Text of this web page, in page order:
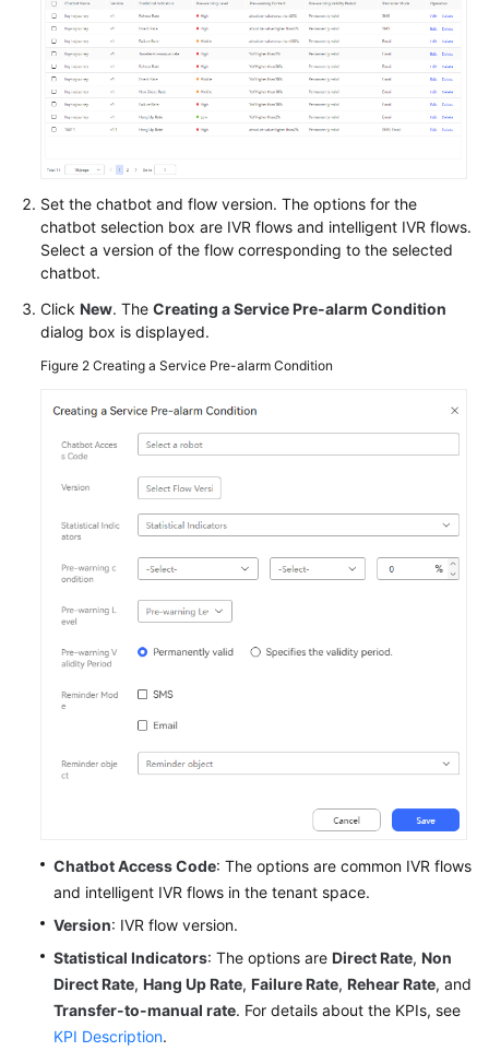
General
Reference
Glossary
Shared
Service
Level
White
Papers
Endpoints
Permissions
Set the chatbot and flow version. The options for the
chatbot selection box are IVR flows and intelligent IVR flows.
Select a version of the flow corresponding to the selected
chatbot.
Click New. The Creating a Service Pre-alarm Condition
dialog box is displayed.
Figure 2 Creating a Service Pre-alarm Condition
Chatbot Access Code: The options are common IVR flows
and intelligent IVR flows in the tenant space.
Version: IVR flow version.
Statistical Indicators: The options are Direct Rate, Non
Direct Rate, Hang Up Rate, Failure Rate, Rehear Rate, and
Transfer-to-manual rate. For details about the KPIs, see
KPI Description.